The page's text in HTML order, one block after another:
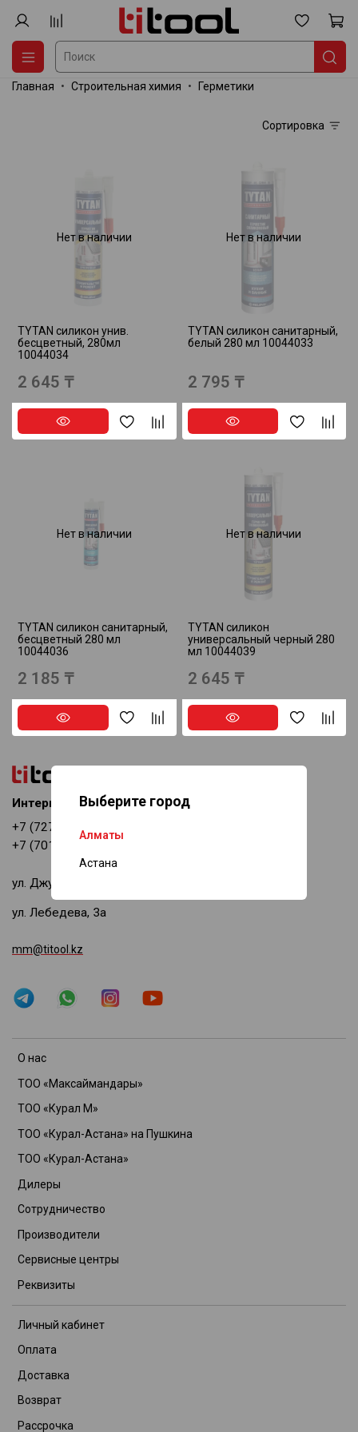
Выберите город
Алматы
Астана
Главная Строительная химия Герметики
Сортировка
Нет в наличии
TYTAN силикон унив.
бесцветный, 280мл
10044034
2 645 ₸
Нет в наличии
TYTAN силикон санитарный,
белый 280 мл 10044033
2 795 ₸
Нет в наличии
TYTAN силикон санитарный,
бесцветный 280 мл
10044036
2 185 ₸
Нет в наличии
TYTAN силикон
универсальный черный 280
мл 10044039
2 645 ₸
О нас
ТОО «Максаймандары»
ТОО «Курал М»
ТОО «Курал-Астана» на Пушкина
ТОО «Курал-Астана»
Дилеры
Сотрудничество
Производители
Сервисные центры
Реквизиты
Личный кабинет
Оплата
Доставка
Возврат
Рассрочка
Интернет-магазин
+7 (727) 378-69-11
+7 (701) 518-94-08
ул. Джумалиева, 144
ул. Лебедева, 3а
mm@titool.kz